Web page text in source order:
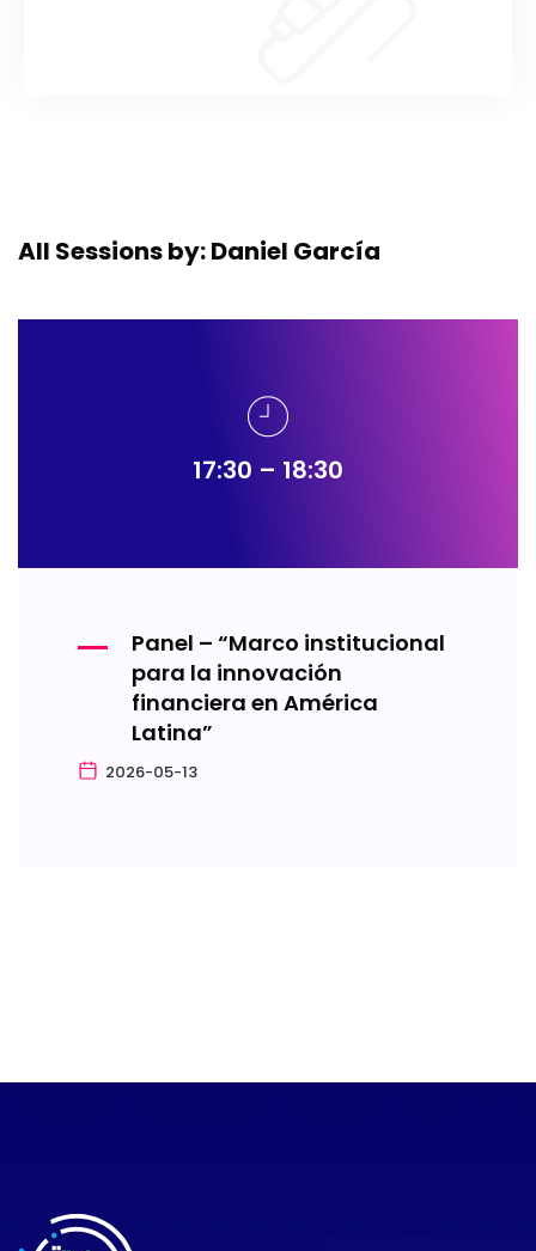
All Sessions by: Daniel García
17:30 – 18:30
Panel – “Marco institucional
para la innovación
financiera en América
Latina”
2026-05-13